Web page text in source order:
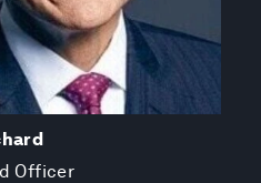
Officer